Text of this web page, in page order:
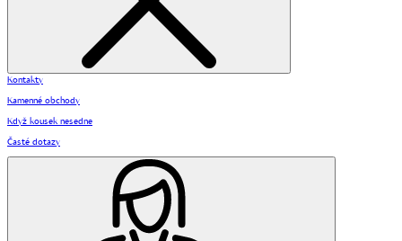
Kontakty
Kamenné obchody
Když kousek nesedne
Časté dotazy